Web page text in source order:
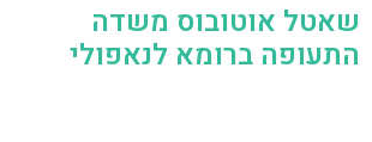
שאטל אוטובוס משדה
התעופה ברומא לנאפולי